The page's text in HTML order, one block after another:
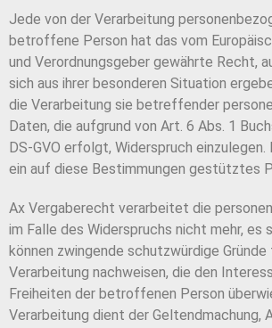
Jede von der Verarbeitung
betroffene Person hat das vom
und Verordnungsgeber gewährte Recht,
sich aus ihrer besonderen Situation
die Verarbeitung sie betreffender
Daten, die aufgrund von Art. 6 Abs. 1
DS-GVO erfolgt, Widerspruch
ein auf diese Bestimmungen gestütztes
Ax Vergaberecht verarbeitet die
im Falle des Widerspruchs nicht mehr, es
können zwingende schutzwürdige Gründe
Verarbeitung nachweisen, die den
Freiheiten der betroffenen Person
Verarbeitung dient der Geltendmachung,